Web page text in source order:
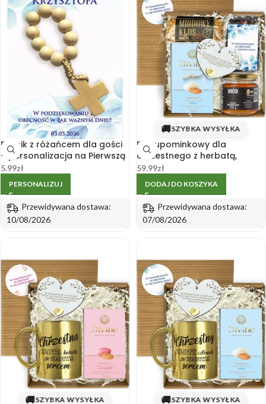
Bilecik z różańcem dla gości
– personalizacja na Pierwszą
Komunię chłopca
5.99zł
PERSONALIZUJ
Przewidywana dostawa:
10/08/2026
🚚SZYBKA WYSYŁKA
Box upominkowy dla
chrzestnego z herbatą,
miodem i słodyczami
59.99zł
DODAJ DO KOSZYKA
Przewidywana dostawa:
07/08/2026
🚚SZYBKA WYSYŁKA 🚚SZYBKA WYSYŁKA